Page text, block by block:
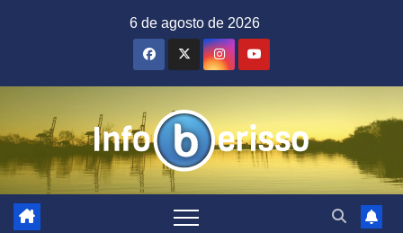
6 de agosto de 2026